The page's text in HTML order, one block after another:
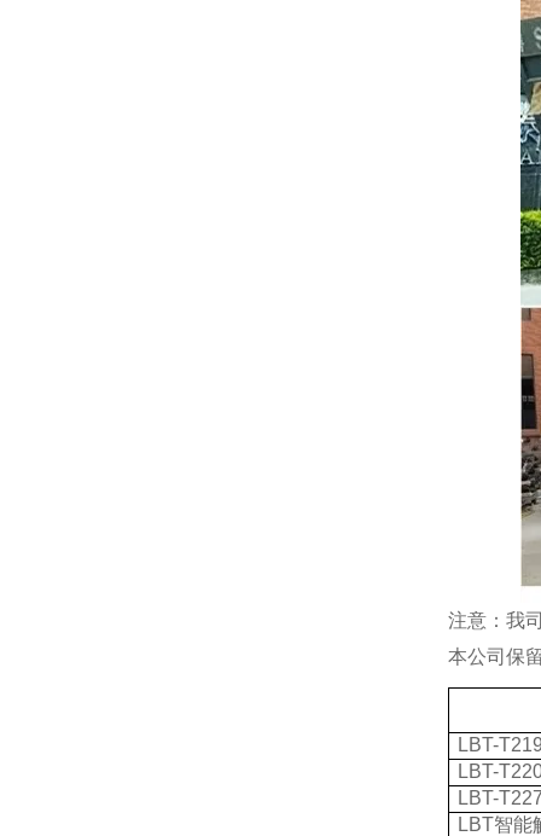
注意：我
本公司保
LBT-
LBT-
LBT-
LBT智能